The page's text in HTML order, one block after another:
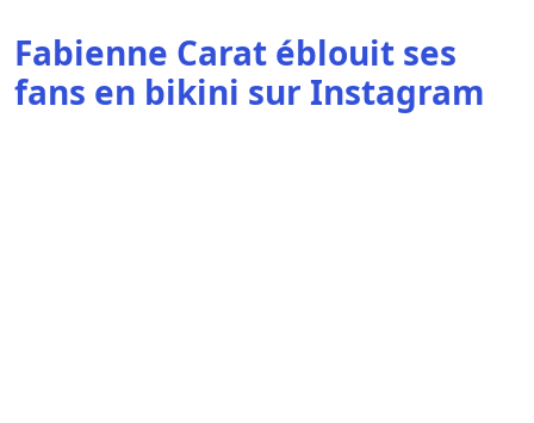
Fabienne Carat éblouit ses
fans en bikini sur Instagram